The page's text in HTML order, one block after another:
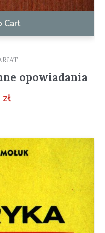
Cart
opowiadania
zł